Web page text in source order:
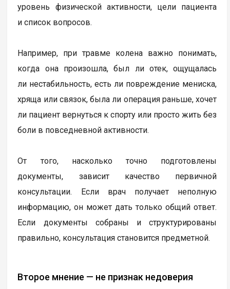
уровень физической активности, цели пациента
и список вопросов.
Например, при травме колена важно понимать,
когда она произошла, был ли отек, ощущалась
ли нестабильность, есть ли повреждение мениска,
хряща или связок, была ли операция раньше, хочет
ли пациент вернуться к спорту или просто жить без
боли в повседневной активности.
От того, насколько точно подготовлены
документы, зависит качество первичной
консультации. Если врач получает неполную
информацию, он может дать только общий ответ.
Если документы собраны и структурированы
правильно, консультация становится предметной.
Второе мнение — не признак недоверия